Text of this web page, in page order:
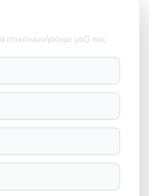
επικοινωνήσουμε μαζί σας.